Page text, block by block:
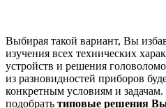
Выбирая такой вариант, Вы
изучения всех технических
устройств и решения
из разновидностей приборов
конкретным условиям и
подобрать типовые решения